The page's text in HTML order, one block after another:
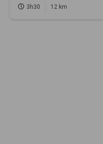
3h30 12 km